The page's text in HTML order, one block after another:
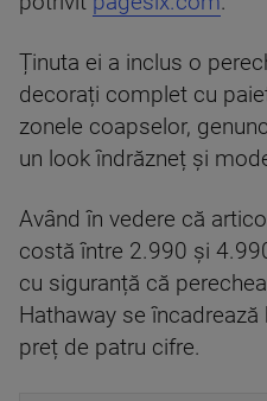
Ținuta ei a inclus o
decorați complet cu
zonele coapselor,
un look îndrăzneț și
Având în vedere că
costă între 2.990 și
cu siguranță că
Hathaway se
preț de patru cifre.